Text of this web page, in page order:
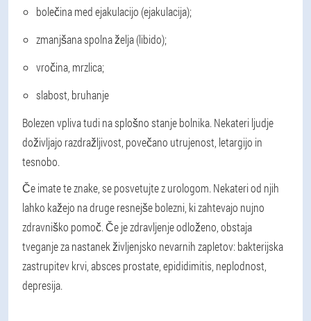
bolečina med ejakulacijo (ejakulacija);
zmanjšana spolna želja (libido);
vročina, mrzlica;
slabost, bruhanje
Bolezen vpliva tudi na splošno stanje bolnika. Nekateri ljudje
doživljajo razdražljivost, povečano utrujenost, letargijo in
tesnobo.
Če imate te znake, se posvetujte z urologom. Nekateri od njih
lahko kažejo na druge resnejše bolezni, ki zahtevajo nujno
zdravniško pomoč. Če je zdravljenje odloženo, obstaja
tveganje za nastanek življenjsko nevarnih zapletov: bakterijska
zastrupitev krvi, absces prostate, epididimitis, neplodnost,
depresija.